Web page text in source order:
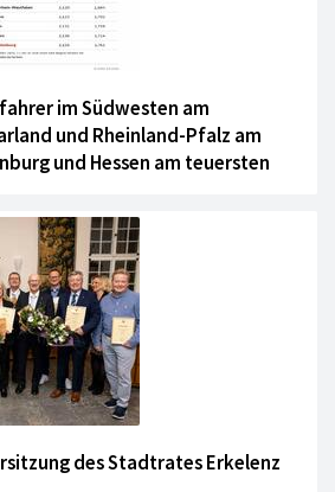
im Südwesten am
und Rheinland-Pfalz am
und Hessen am teuersten
des Stadtrates Erkelenz